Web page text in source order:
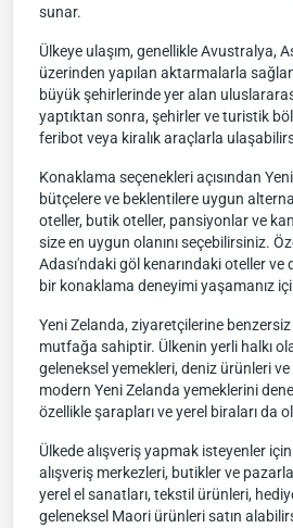
sunar.
Ülkeye ulaşım, genellikle Avustralya,
üzerinden yapılan aktarmalarla
büyük şehirlerinde yer alan
yaptıktan sonra, şehirler ve turistik
feribot veya kiralık araçlarla
Konaklama seçenekleri açısından
bütçelere ve beklentilere uygun
oteller, butik oteller, pansiyonlar ve
size en uygun olanını seçebilirsiniz.
Adası'ndaki göl kenarındaki oteller ve
bir konaklama deneyimi yaşamanız
Yeni Zelanda, ziyaretçilerine
mutfağa sahiptir. Ülkenin yerli halkı
geleneksel yemekleri, deniz ürünleri
modern Yeni Zelanda yemeklerini
özellikle şarapları ve yerel biraları da
Ülkede alışveriş yapmak isteyenler
alışveriş merkezleri, butikler ve
yerel el sanatları, tekstil ürünleri,
geleneksel Maori ürünleri satın